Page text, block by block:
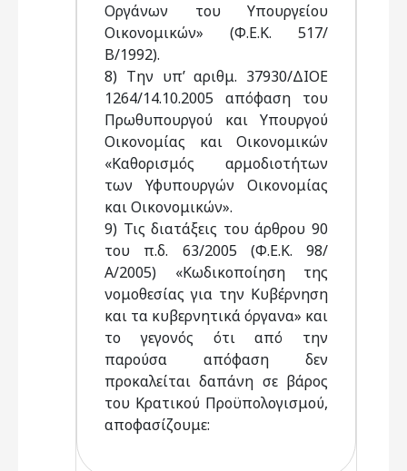
Οργάνων του Υπουργείου
Οικονομικών» (Φ.Ε.Κ. 517/
Β/1992).
8) Την υπ’ αριθμ. 37930/ΔIOΕ
1264/14.10.2005 απόφαση του
Πρωθυπουργού και Υπουργού
Οικονομίας και Οικονομικών
«Καθορισμός αρμοδιοτήτων
των Υφυπουργών Οικονομίας
και Οικονομικών».
9) Τις διατάξεις του άρθρου 90
του π.δ. 63/2005 (Φ.Ε.Κ. 98/
Α/2005) «Κωδικοποίηση της
νομοθεσίας για την Κυβέρνηση
και τα κυβερνητικά όργανα» και
το γεγονός ότι από την
παρούσα απόφαση δεν
προκαλείται δαπάνη σε βάρος
του Κρατικού Προϋπολογισμού,
αποφασίζουμε: